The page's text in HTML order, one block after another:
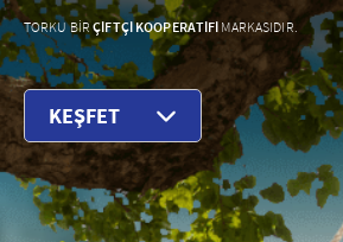
TORKU BİRÇİFTÇİ KOOPERATİFİ MARKASIDIR.
KEŞFET